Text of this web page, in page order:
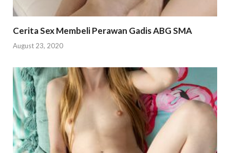
Cerita Sex Membeli Perawan Gadis ABG SMA
August 23, 2020